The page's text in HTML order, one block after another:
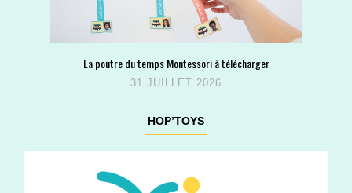
La poutre du temps Montessori à télécharger
31 JUILLET 2026
HOP’TOYS